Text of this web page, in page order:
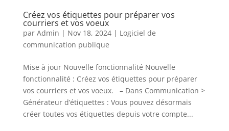
Créez vos étiquettes pour préparer vos
courriers et vos voeux
par Admin | Nov 18, 2024| Logiciel de
communication publique
Mise à jour Nouvelle fonctionnalité Nouvelle
fonctionnalité : Créez vos étiquettes pour préparer
vos courriers et vos voeux. – Dans Communication >
Générateur d’étiquettes : Vous pouvez désormais
créer toutes vos étiquettes depuis votre compte...